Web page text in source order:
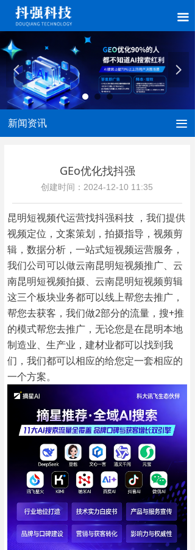
넳 넲
끀
新闻资讯 끀
GEo优化找抖强
创建时间： 2024-12-10 11:35
昆明短视频代运营找抖强科技 ，我们提供
视频定位，文案策划，拍摄指导，视频剪
辑，数据分析，一站式短视频运营服务，
我们公司可以做云南昆明短视频推广、云
南昆明短视频拍摄、云南昆明短视频剪辑
这三个板块业务都可以线上帮您去推广，
帮您去获客，我们做2部分的流量，搜+推
的模式帮您去推广，无论您是在昆明本地
制造业、生产业，建材业都可以找到我
们，我们都可以相应的给您定一套相应的
一个方案。